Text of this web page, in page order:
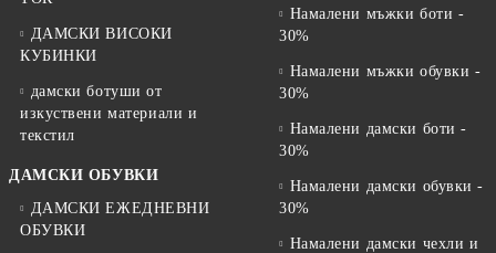
ДАМСКИ ВИСОКИ
КУБИНКИ
дамски ботуши от
изкуствени материали и
текстил
ДАМСКИ ОБУВКИ
ДАМСКИ ЕЖЕДНЕВНИ
ОБУВКИ
Намалени мъжки боти -
30%
Намалени мъжки обувки -
30%
Намалени дамски боти -
30%
Намалени дамски обувки -
30%
Намалени дамски чехли и